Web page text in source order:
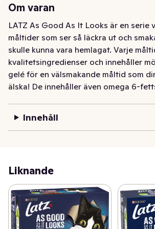
Om varan
LATZ As Good As It Looks är en serie
måltider som ser så läckra ut och
skulle kunna vara hemlagat. Varje
kvalitetsingredienser och innehåller
gelé för en välsmakande måltid som
älska! De innehåller även omega 6-
hälsosamma godbitar som uppfyller
tillfredsställer din katts kärlek för
verkligen lika gott som de ser ut!
oemotståndligt!
LATZ As Good As It Looks är en serie
måltider som ser så läckra ut och
Innehåll
Liknande